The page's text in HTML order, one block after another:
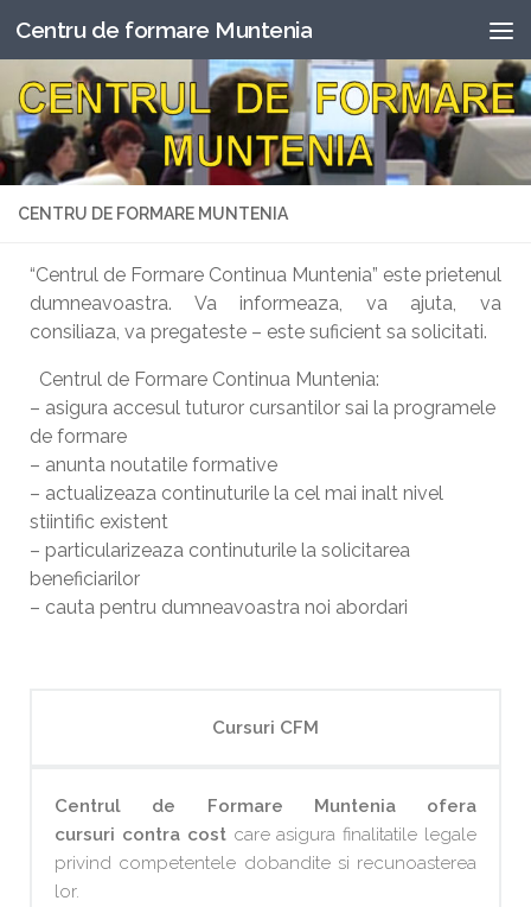
Skip to content
Centru de formare Muntenia
CENTRU DE FORMARE MUNTENIA
“Centrul de Formare Continua Muntenia” este prietenul
dumneavoastra. Va informeaza, va ajuta, va
consiliaza, va pregateste – este suficient sa solicitati.
Centrul de Formare Continua Muntenia:
– asigura accesul tuturor cursantilor sai la programele
de formare
– anunta noutatile formative
– actualizeaza continuturile la cel mai inalt nivel
stiintific existent
– particularizeaza continuturile la solicitarea
beneficiarilor
– cauta pentru dumneavoastra noi abordari
Cursuri CFM
Centrul de Formare Muntenia ofera
cursuri contra cost care asigura finalitatile legale
privind competentele dobandite si recunoasterea
lor.